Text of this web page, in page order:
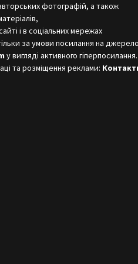
фотографій, а також
і в соціальних мережах
за умови посилання на
у вигляді активного гіперпосилання.
та розміщення реклами: